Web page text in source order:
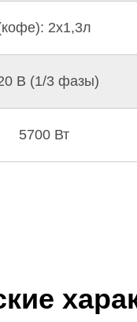
2х1,3л
В (1/3 фазы)
5700 Вт